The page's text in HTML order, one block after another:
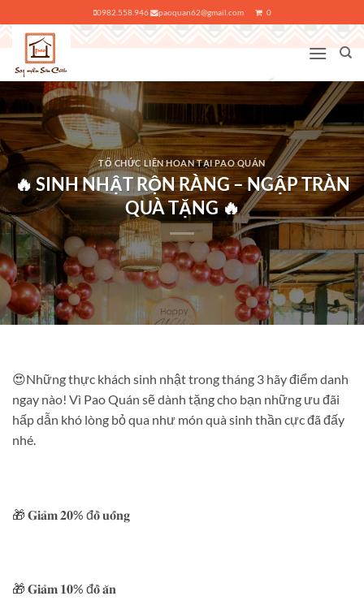
qua
nội
dung
0982.558.946 paoquan62@gmail.com 0
TỔ CHỨC LIÊN HOAN TẠI PAO QUÁN
🔥 SINH NHẬT RỘN RÀNG – NGẬP TRÀN
QUÀ TẶNG 🔥
😍Những thực khách sinh nhật trong tháng 3 hãy điểm danh
ngay nào! Vì Pao Quán sẽ dành tặng cho bạn những ưu đãi
hấp dẫn khó lòng bỏ qua như món quà sinh thần cực đã đấy
nhé.
🎁 𝐆𝐢𝐚̉𝐦 𝟐𝟎% đ𝐨̂̀ 𝐮𝐨̂́𝐧𝐠
🎁 𝐆𝐢𝐚̉𝐦 𝟏𝟎% đ𝐨̂̀ 𝐚̆𝐧